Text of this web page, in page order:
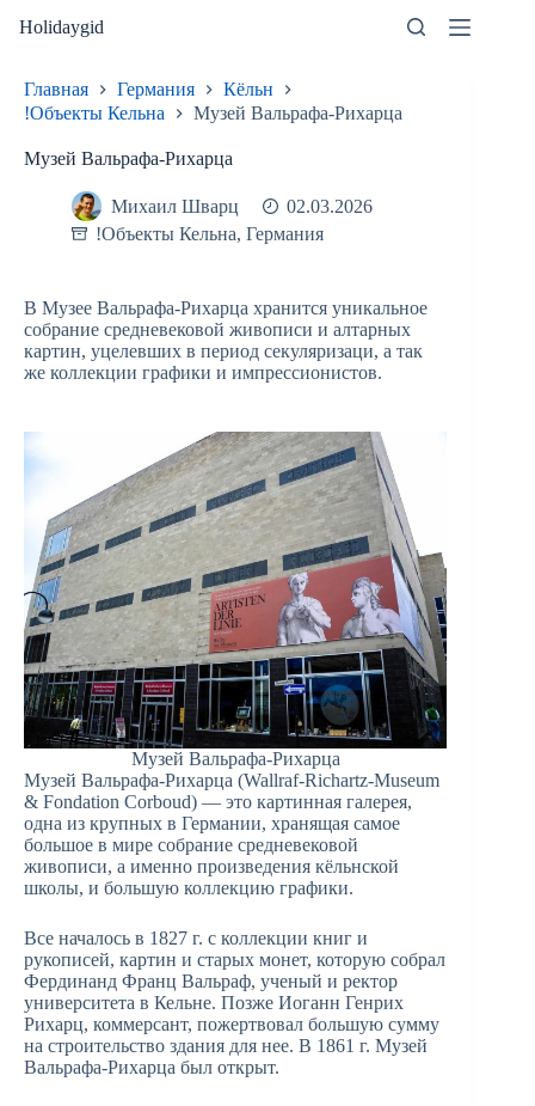
Holidaygid
Главная Германия
Кёльн
!Объекты Кельна
Музей Вальрафа-Рихарца
Музей Вальрафа-Рихарца
Михаил Шварц
02.03.2026
!Объекты Кельна, Германия
В Музее Вальрафа-Рихарца хранится уникальное
собрание средневековой живописи и алтарных
картин, уцелевших в период секуляризаци, а так
же коллекции графики и импрессионистов.
Музей Вальрафа-Рихарца
Музей Вальрафа-Рихарца (Wallraf-Richartz-Museum
& Fondation Corboud) — это картинная галерея,
одна из крупных в Германии, хранящая самое
большое в мире собрание средневековой
живописи, а именно произведения кёльнской
школы, и большую коллекцию графики.
Все началось в 1827 г. с коллекции книг и
рукописей, картин и старых монет, которую собрал
Фердинанд Франц Вальраф, ученый и ректор
университета в Кельне. Позже Иоганн Генрих
Рихарц, коммерсант, пожертвовал большую сумму
на строительство здания для нее. В 1861 г. Музей
Вальрафа-Рихарца был открыт.